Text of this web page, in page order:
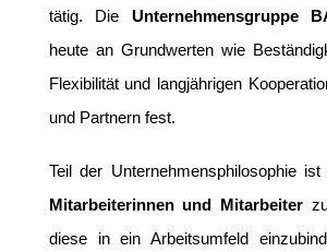
tätig. Die Unternehmensgruppe
heute an Grundwerten wie
Flexibilität und langjährigen
und Partnern fest.
Teil der Unternehmensphilosophie
Mitarbeiterinnen und Mitarbeiter
diese in ein Arbeitsumfeld